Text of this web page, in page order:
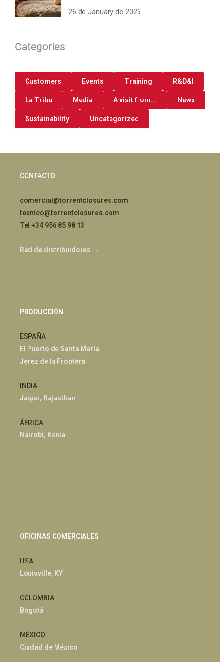
26 de January de 2026
Categories
Customers Events Training R&D&I
La Tribu Media A visit from... News
Sustainability Uncategorized
CONTACTO
comercial@torrentclosures.com
tecnico@torrentclosures.com
Tel +34 956 85 98 13
Red de distribuidores →
PRODUCCIÓN
ESPAÑA
El Puerto de Santa María
Jerez de la Frontera
INDIA
Jaipur, Rajasthan
ÁFRICA
Nairobi, Kenia
OFICINAS COMERCIALES
USA
Louisville, KY
COLOMBIA
Bogotá
MÉXICO
Ciudad de México